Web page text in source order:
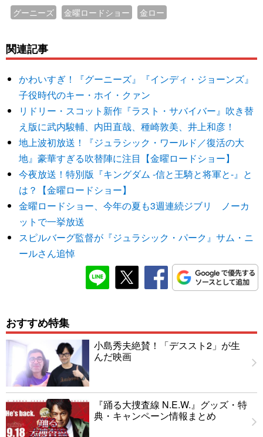
グーニーズ 金曜ロードショー 金ロー
関連記事
かわいすぎ！『グーニーズ』『インディ・ジョーンズ』
子役時代のキー・ホイ・クァン
リドリー・スコット新作『ラスト・サバイバー』吹き替
え版に武内駿輔、内田直哉、種崎敦美、井上和彦！
地上波初放送！『ジュラシック・ワールド／復活の大
地』豪華すぎる吹替陣に注目【金曜ロードショー】
今夜放送！特別版『キングダム -信と王騎と将軍と-』と
は？【金曜ロードショー】
金曜ロードショー、今年の夏も3週連続ジブリ ノーカ
ットで一挙放送
スピルバーグ監督が『ジュラシック・パーク』サム・ニ
ールさん追悼
おすすめ特集
小島秀夫絶賛！「デススト2」が生
んだ映画
『踊る大捜査線 N.E.W.』グッズ・特
典・キャンペーン情報まとめ